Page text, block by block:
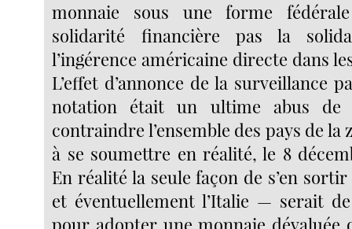
monnaie sous une forme
solidarité financière pas la
l’ingérence américaine directe dans
L’effet d’annonce de la surveillance
notation était un ultime abus
contraindre l’ensemble des pays de la
à se soumettre en réalité, le 8
En réalité la seule façon de s’en
et éventuellement l’Italie — serait